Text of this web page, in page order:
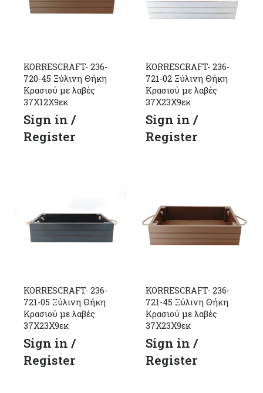
KORRESCRAFT- 236-
720-45 Ξύλινη Θήκη
Κρασιού με λαβές
37Χ12Χ9εκ
Sign in /
Register
KORRESCRAFT- 236-
721-02 Ξύλινη Θήκη
Κρασιού με λαβές
37Χ23Χ9εκ
Sign in /
Register
KORRESCRAFT- 236-
721-05 Ξύλινη Θήκη
Κρασιού με λαβές
37Χ23Χ9εκ
Sign in /
Register
KORRESCRAFT- 236-
721-45 Ξύλινη Θήκη
Κρασιού με λαβές
37Χ23Χ9εκ
Sign in /
Register